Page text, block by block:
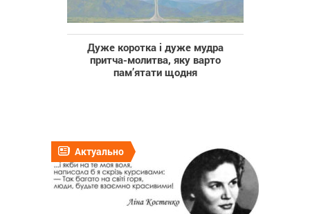
Дуже коротка і дуже мудра
притча-молитва, яку варто
пам’ятати щодня
Актуально